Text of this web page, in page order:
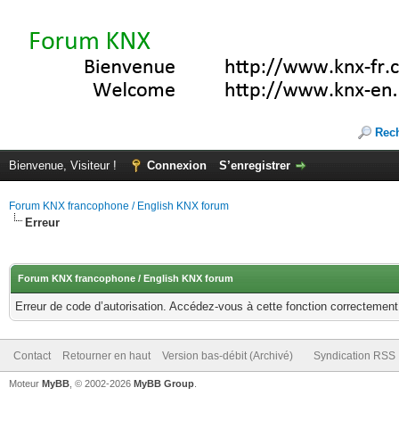
Bienvenue, Visiteur ! Connexion S’enregistrer
Forum KNX francophone / English KNX forum
Erreur
Forum KNX francophone / English KNX forum
Erreur de code d’autorisation. Accédez-vous à cette fonction
Contact Retourner en haut Version bas-débit (Archivé) Syndication RSS
Moteur MyBB , © 2002-2026 MyBB Group